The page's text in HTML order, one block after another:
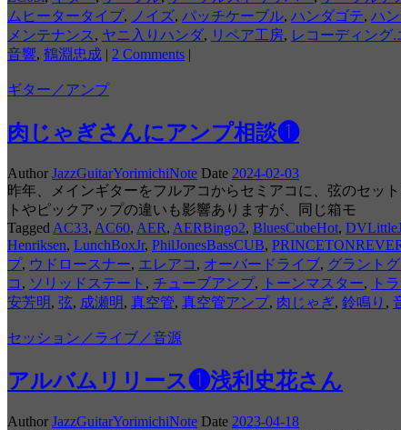
ムヒータータイプ, ノイズ, パッチケーブル, ハンダゴテ, ハ
メンテナンス , ヤニ入りハンダ, リペア工房, レコーディング.
音響, 鶴淵忠成 | 2 Comments |
ギター／アンプ
肉じゃぎさんにアンプ相談❶
Author JazzGuitarYorimichiNote Date 2024-02-03
昨年、メインギターをフルアコからセミアコに、弦のセッ
トやピックアップの違いも影響ありますが、同じ箱モ
Tagged AC33, AC60, AER, AERBingo2, BluesCubeHot,
Henriksen, LunchBoxJr, PhilJonesBassCUB,
プ, ウドロースナー, エレアコ , オーバードライブ, グラント
コ , ソリッドステート , チューブアンプ, トーンマスター, ト
安芳明, 弦, 成瀬明, 真空管, 真空管アンプ, 肉じゃぎ, 鈴鳴り ,
セッション／ライブ／音源
アルバムリリース❶浅利史花さん
Author JazzGuitarYorimichiNote Date 2023-04-18